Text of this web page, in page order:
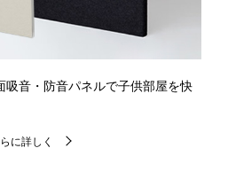
吸音・防音パネルで子供部屋を快
に詳しく